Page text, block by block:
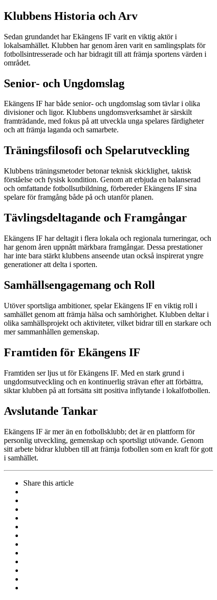
Klubbens Historia och Arv
Sedan grundandet har Ekängens IF varit en viktig aktör i
lokalsamhället. Klubben har genom åren varit en samlingsplats för
fotbollsintresserade och har bidragit till att främja sportens värden i
området.
Senior- och Ungdomslag
Ekängens IF har både senior- och ungdomslag som tävlar i olika
divisioner och ligor. Klubbens ungdomsverksamhet är särskilt
framträdande, med fokus på att utveckla unga spelares färdigheter
och att främja laganda och samarbete.
Träningsfilosofi och Spelarutveckling
Klubbens träningsmetoder betonar teknisk skicklighet, taktisk
förståelse och fysisk kondition. Genom att erbjuda en balanserad
och omfattande fotbollsutbildning, förbereder Ekängens IF sina
spelare för framgång både på och utanför planen.
Tävlingsdeltagande och Framgångar
Ekängens IF har deltagit i flera lokala och regionala turneringar, och
har genom åren uppnått märkbara framgångar. Dessa prestationer
har inte bara stärkt klubbens anseende utan också inspirerat yngre
generationer att delta i sporten.
Samhällsengagemang och Roll
Utöver sportsliga ambitioner, spelar Ekängens IF en viktig roll i
samhället genom att främja hälsa och samhörighet. Klubben deltar i
olika samhällsprojekt och aktiviteter, vilket bidrar till en starkare och
mer sammanhållen gemenskap.
Framtiden för Ekängens IF
Framtiden ser ljus ut för Ekängens IF. Med en stark grund i
ungdomsutveckling och en kontinuerlig strävan efter att förbättra,
siktar klubben på att fortsätta sitt positiva inflytande i lokalfotbollen.
Avslutande Tankar
Ekängens IF är mer än en fotbollsklubb; det är en plattform för
personlig utveckling, gemenskap och sportsligt utövande. Genom
sitt arbete bidrar klubben till att främja fotbollen som en kraft för gott
i samhället.
Share this article